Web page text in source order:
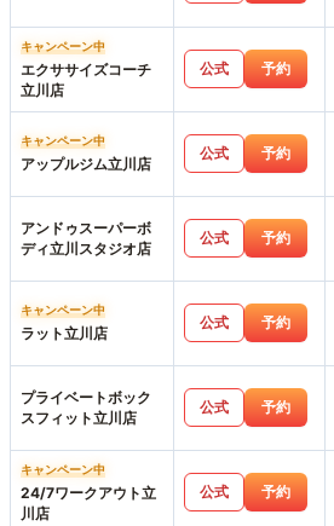
キャンペーン中
エクササイズコーチ
立川店
公式 予約
キャンペーン中
アップルジム立川店
公式 予約
アンドゥスーパーボ
ディ立川スタジオ店
公式 予約
キャンペーン中
ラット立川店
公式 予約
プライベートボック
スフィット立川店
公式 予約
キャンペーン中
24/7ワークアウト立
川店
公式 予約